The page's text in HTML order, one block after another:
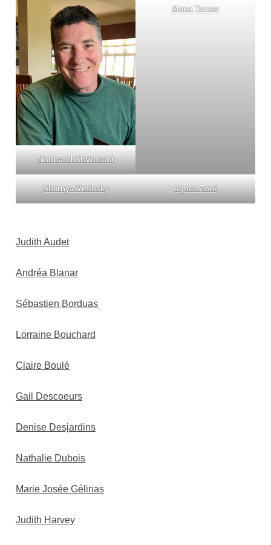
Normand St-Vincent
Mona Turner
Shernya Vininsky Agnes Zoni
Judith Audet
Andréa Blanar
Sébastien Borduas
Lorraine Bouchard
Claire Boulé
Gail Descoeurs
Denise Desjardins
Nathalie Dubois
Marie Josée Gélinas
Judith Harvey